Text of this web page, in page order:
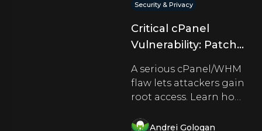
Security & Privacy
Critical cPanel
Vulnerability: Patch
Your Server Today
A serious cPanel/WHM
flaw lets attackers gain
root access. Learn how
can patch, protect and
Andrei Gologan